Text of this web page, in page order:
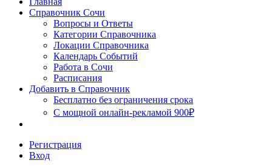
Сочи
Справочник Сочи
Вопросы и Ответы
Категории Справочника
Локации Справочника
Календарь Событий
Работа в Сочи
Расписания
Добавить в Справочник
Бесплатно без ограничения срока
С мощной онлайн-рекламой 900₽
Регистрация
Вход